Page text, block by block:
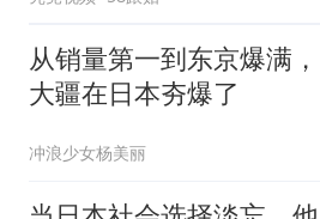
从销量第一到东京爆满，
大疆在日本夯爆了
冲浪少女杨美丽